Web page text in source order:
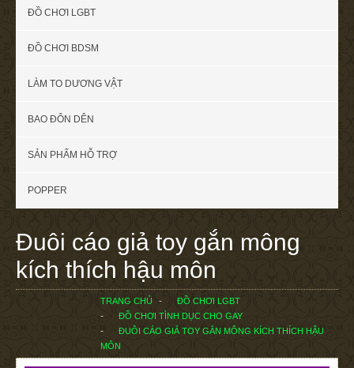
ĐỒ CHƠI LGBT
ĐỒ CHƠI BDSM
LÀM TO DƯƠNG VẬT
BAO ĐÔN DÊN
SẢN PHẨM HỖ TRỢ
POPPER
Đuôi cáo giả toy gắn mông
kích thích hậu môn
TRANG CHỦ
ĐỒ CHƠI LGBT
ĐỒ CHƠI TÌNH DỤC CHO GAY
ĐUÔI CÁO GIẢ TOY GẮN MÔNG KÍCH THÍCH HẬU
MÔN